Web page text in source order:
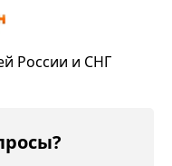
России и СНГ